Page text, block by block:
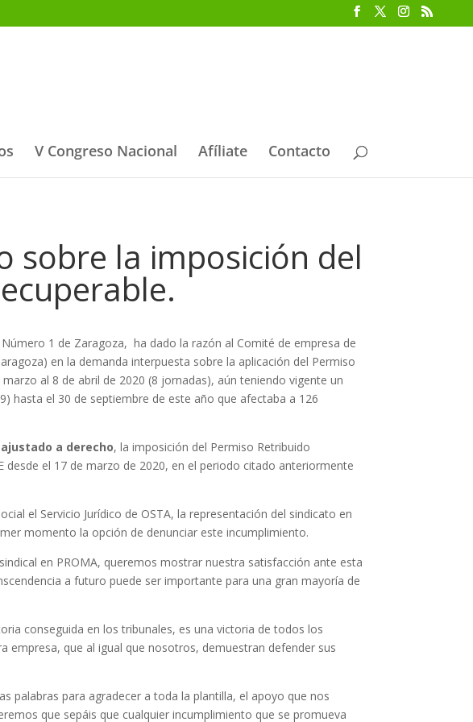
V Congreso Nacional Afíliate Contacto
sobre la imposición del
1 de Zaragoza, ha dado la razón al Comité de empresa de
en la demanda interpuesta sobre la aplicación del Permiso
al 8 de abril de 2020 (8 jornadas), aún teniendo vigente un
hasta el 30 de septiembre de este año que afectaba a 126
a derecho, la imposición del Permiso Retribuido
desde el 17 de marzo de 2020, en el periodo citado anteriormente
el Servicio Jurídico de OSTA, la representación del sindicato en
momento la opción de denunciar este incumplimiento.
en PROMA, queremos mostrar nuestra satisfacción ante esta
a futuro puede ser importante para una gran mayoría de
conseguida en los tribunales, es una victoria de todos los
empresa, que al igual que nosotros, demuestran defender sus
palabras para agradecer a toda la plantilla, el apoyo que nos
que sepáis que cualquier incumplimiento que se promueva